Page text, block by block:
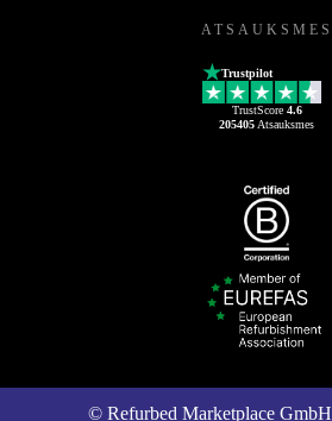
ATSAUKSMES
Trustpilot
TrustScore 4.6
205405 Atsauksmes
© Refurbed Marketplace GmbH